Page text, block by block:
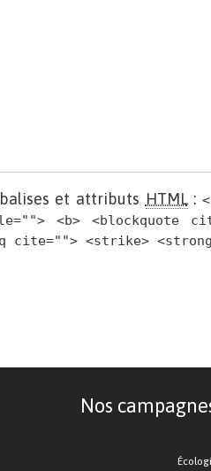
et attributs HTML:
<b> <blockquote
cite=""> <strike>
Nos